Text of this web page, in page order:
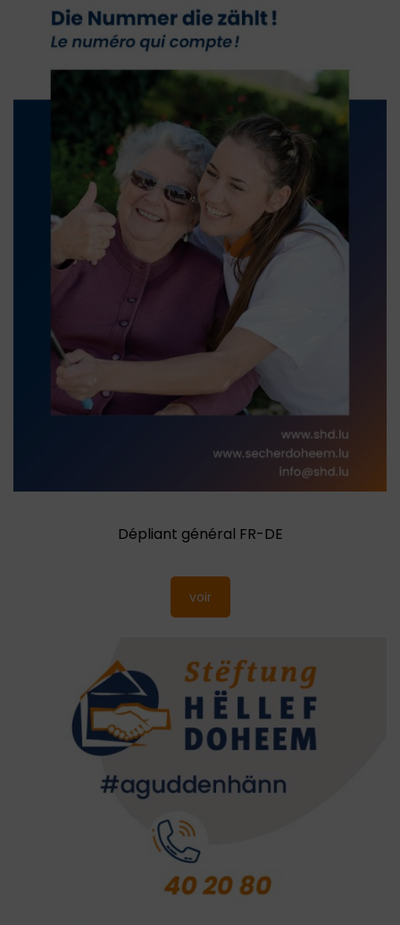
Dépliant général FR-DE
voir